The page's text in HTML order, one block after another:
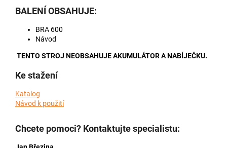
BALENÍ OBSAHUJE:
BRA 600
Návod
TENTO STROJ NEOBSAHUJE AKUMULÁTOR A NABÍJEČKU.
Ke stažení
Katalog
Návod k použití
Chcete pomoci? Kontaktujte specialistu: